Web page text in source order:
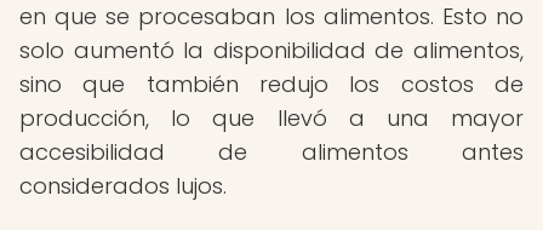
en que se procesaban los alimentos. Esto no
solo aumentó la disponibilidad de alimentos,
sino que también redujo los costos de
producción, lo que llevó a una mayor
accesibilidad de alimentos antes
considerados lujos.